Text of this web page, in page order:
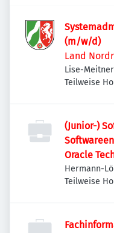
(m/w/d)
Land
Lise-
Deutschland
Teilweise
(Junior-)
Oracle
Hermann-
Deutschland
Teilweise